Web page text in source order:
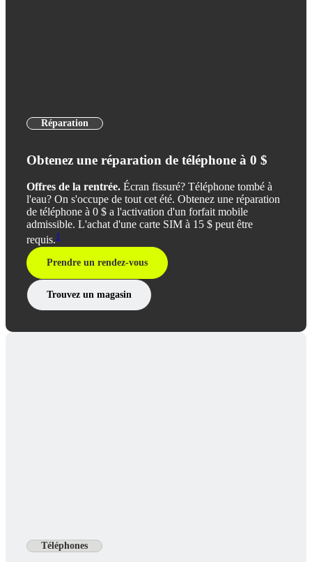
Réparation
Obtenez une réparation de téléphone à 0 $
Offres de la rentrée. Écran fissuré? Téléphone tombé à
l'eau? On s'occupe de tout cet été. Obtenez une réparation
de téléphone à 0 $ a l'activation d'un forfait mobile
admissible. L'achat d'une carte SIM à 15 $ peut être
requis.1
Prendre un rendez-vous
Trouvez un magasin
Téléphones